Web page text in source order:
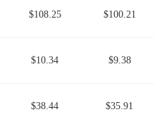
$108.25 $100.21
$10.34 $9.38
$38.44 $35.91